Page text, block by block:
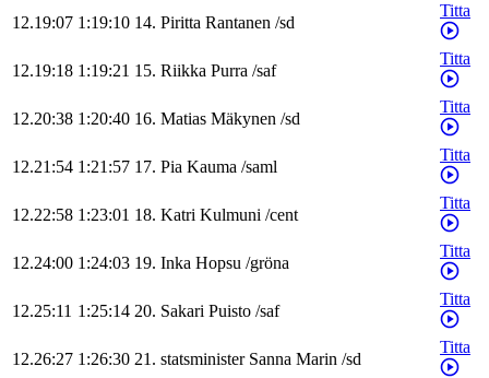
12.19:07 1:19:10 14. Piritta Rantanen /sd
Titta
12.19:18 1:19:21 15. Riikka Purra /saf
Titta
12.20:38 1:20:40 16. Matias Mäkynen /sd
Titta
12.21:54 1:21:57 17. Pia Kauma /saml
Titta
12.22:58 1:23:01 18. Katri Kulmuni /cent
Titta
12.24:00 1:24:03 19. Inka Hopsu /gröna
Titta
12.25:11 1:25:14 20. Sakari Puisto /saf
Titta
12.26:27 1:26:30 21. statsminister Sanna Marin /sd
Titta